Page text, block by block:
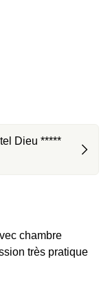
Dieu *****
chambre
très pratique